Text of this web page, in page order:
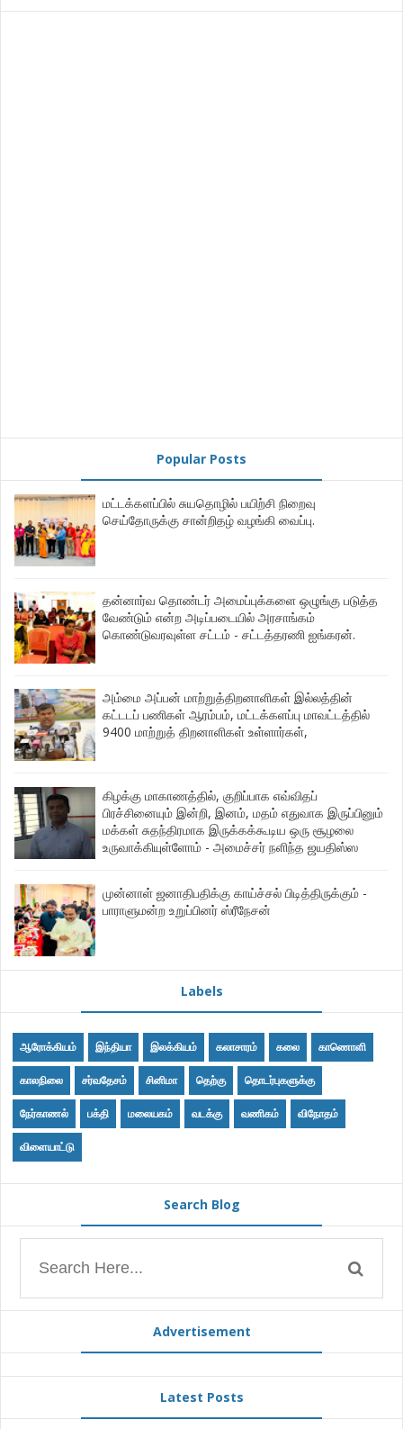
Popular Posts
மட்டக்களப்பில் சுயதொழில் பயிற்சி நிறைவு
செய்தோருக்கு சான்றிதழ் வழங்கி வைப்பு.
தன்னார்வ தொண்டர் அமைப்புக்களை ஒழுங்கு படுத்த
வேண்டும் என்ற அடிப்படையில் அரசாங்கம்
கொண்டுவரவுள்ள சட்டம் - சட்டத்தரணி ஐங்கரன்.
அம்மை அப்பன் மாற்றுத்திறனாளிகள் இல்லத்தின்
கட்டடப் பணிகள் ஆரம்பம், மட்டக்களப்பு மாவட்டத்தில்
9400 மாற்றுத் திறனாளிகள் உள்ளார்கள்,
கிழக்கு மாகாணத்தில், குறிப்பாக எவ்விதப்
பிரச்சினையும் இன்றி, இனம், மதம் எதுவாக இருப்பினும்
மக்கள் சுதந்திரமாக இருக்கக்கூடிய ஒரு சூழலை
உருவாக்கியுள்ளோம் - அமைச்சர் நளிந்த ஜயதிஸ்ஸ
முன்னாள் ஜனாதிபதிக்கு காய்ச்சல் பிடித்திருக்கும் -
பாராளுமன்ற உறுப்பினர் ஸ்ரீநேசன்
Labels
ஆரோக்கியம் இந்தியா இலக்கியம் கலாசாரம் கலை காணொளி
காலநிலை சர்வதேசம் சினிமா தெற்கு தொடர்புகளுக்கு
நேர்காணல் பக்தி மலையகம் வடக்கு வணிகம் விநோதம்
விளையாட்டு
Search Blog
Advertisement
Latest Posts